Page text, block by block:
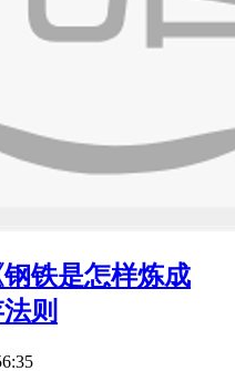
铁是怎样炼成
则